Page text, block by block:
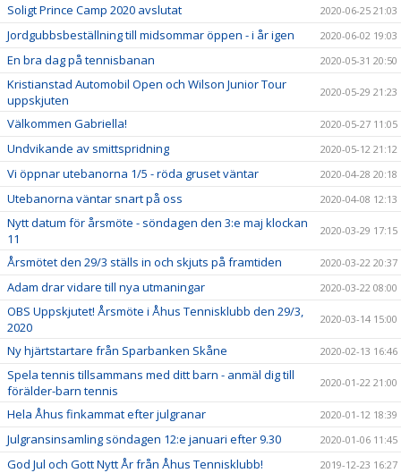
Soligt Prince Camp 2020 avslutat 2020-06-25 21:03
Jordgubbsbeställning till midsommar öppen - i år igen 2020-06-02 19:03
En bra dag på tennisbanan 2020-05-31 20:50
Kristianstad Automobil Open och Wilson Junior Tour
uppskjuten
2020-05-29 21:23
Välkommen Gabriella! 2020-05-27 11:05
Undvikande av smittspridning 2020-05-12 21:12
Vi öppnar utebanorna 1/5 - röda gruset väntar 2020-04-28 20:18
Utebanorna väntar snart på oss 2020-04-08 12:13
Nytt datum för årsmöte - söndagen den 3:e maj klockan
11
2020-03-29 17:15
Årsmötet den 29/3 ställs in och skjuts på framtiden 2020-03-22 20:37
Adam drar vidare till nya utmaningar 2020-03-22 08:00
OBS Uppskjutet! Årsmöte i Åhus Tennisklubb den 29/3,
2020
2020-03-14 15:00
Ny hjärtstartare från Sparbanken Skåne 2020-02-13 16:46
Spela tennis tillsammans med ditt barn - anmäl dig till
förälder-barn tennis
2020-01-22 21:00
Hela Åhus finkammat efter julgranar 2020-01-12 18:39
Julgransinsamling söndagen 12:e januari efter 9.30 2020-01-06 11:45
God Jul och Gott Nytt År från Åhus Tennisklubb! 2019-12-23 16:27